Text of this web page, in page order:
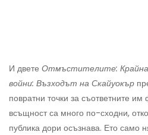
И двете Отмъстителите:
войни: Възходът на Скайуокър
повратни точки за съответните
всъщност са много по-сходни,
публика дори осъзнава. Ето само